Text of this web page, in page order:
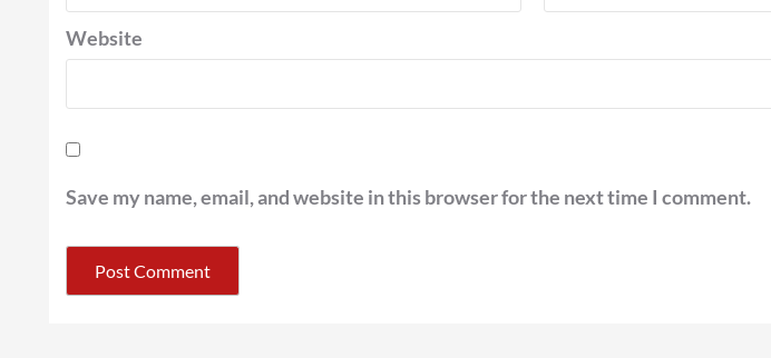
Website
Save my name, email, and website in this browser for the next time I comment.